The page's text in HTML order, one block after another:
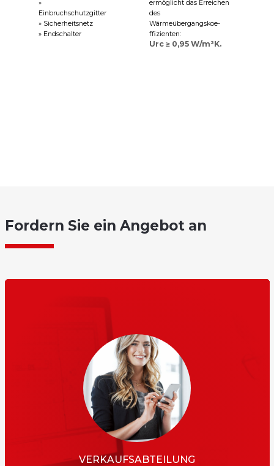
»
Einbruchschutzgitter
» Sicherheitsnetz
» Endschalter
ermöglicht das Erreichen
des
Wärmeübergangskoe-
ffizienten:
Urc ≥ 0,95 W/m²K.
Fordern Sie ein Angebot an
VERKAUFSABTEILUNG